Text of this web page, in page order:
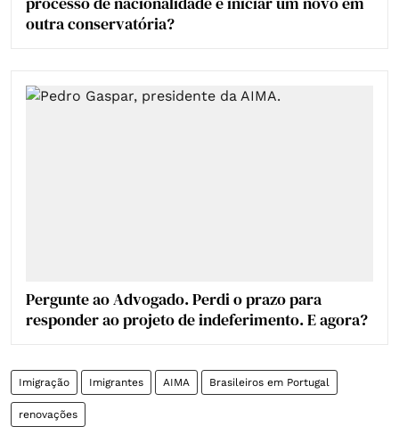
outra conservatória?
Pergunte ao Advogado. Perdi o prazo para
responder ao projeto de indeferimento. E agora?
Imigração Imigrantes AIMA Brasileiros em Portugal
renovações